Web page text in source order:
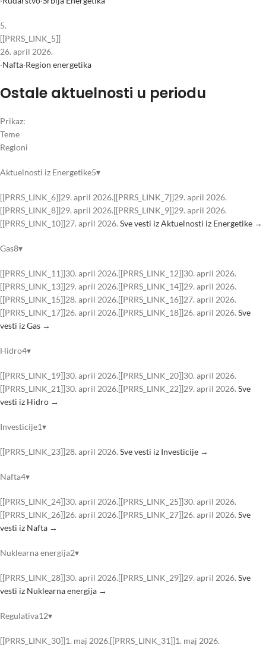
5.
[[PRRS_LINK_5]]
26. april 2026.
·Nafta·Region energetika
Ostale aktuelnosti u periodu
Prikaz:
Teme
Regioni
Aktuelnosti iz Energetike5▾
[[PRRS_LINK_6]]29. april 2026.[[PRRS_LINK_7]]29. april 2026.
[[PRRS_LINK_8]]29. april 2026.[[PRRS_LINK_9]]29. april 2026.
[[PRRS_LINK_10]]27. april 2026. Sve vesti iz Aktuelnosti iz Energetike →
Gas8▾
[[PRRS_LINK_11]]30. april 2026.[[PRRS_LINK_12]]30. april 2026.
[[PRRS_LINK_13]]29. april 2026.[[PRRS_LINK_14]]29. april 2026.
[[PRRS_LINK_15]]28. april 2026.[[PRRS_LINK_16]]27. april 2026.
[[PRRS_LINK_17]]26. april 2026.[[PRRS_LINK_18]]26. april 2026. Sve
vesti iz Gas →
Hidro4▾
[[PRRS_LINK_19]]30. april 2026.[[PRRS_LINK_20]]30. april 2026.
[[PRRS_LINK_21]]30. april 2026.[[PRRS_LINK_22]]29. april 2026. Sve
vesti iz Hidro →
Investicije1▾
[[PRRS_LINK_23]]28. april 2026. Sve vesti iz Investicije →
Nafta4▾
[[PRRS_LINK_24]]30. april 2026.[[PRRS_LINK_25]]30. april 2026.
[[PRRS_LINK_26]]26. april 2026.[[PRRS_LINK_27]]26. april 2026. Sve
vesti iz Nafta →
Nuklearna energija2▾
[[PRRS_LINK_28]]30. april 2026.[[PRRS_LINK_29]]29. april 2026. Sve
vesti iz Nuklearna energija →
Regulativa12▾
[[PRRS_LINK_30]]1. maj 2026.[[PRRS_LINK_31]]1. maj 2026.